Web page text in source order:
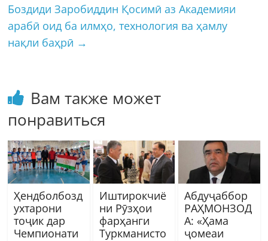
Боздиди Заробиддин Қосимӣ аз Академияи
арабӣ оид ба илмҳо, технология ва ҳамлу
нақли баҳрӣ →
Вам также может
понравиться
Ҳендболбозд
ухтарони
тоҷик дар
Чемпионати
Иштирокчиё
ни Рӯзҳои
фарҳанги
Туркманисто
Абдуҷаббор
РАҲМОНЗОД
А: «Ҳама
ҷомеаи